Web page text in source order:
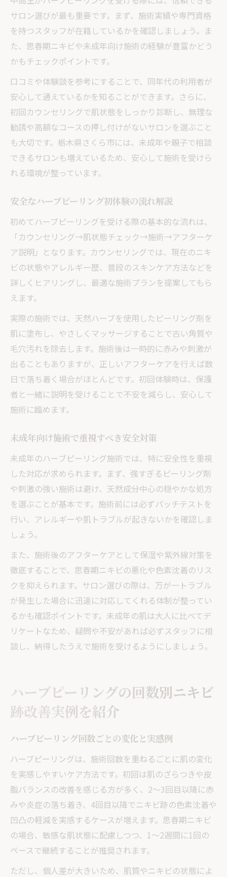
サロン選びが最も重要です。まず、施術実績や専門資格
を持つスタッフが在籍しているかを確認しましょう。ま
た、思春期ニキビや未成年向け施術の経験が豊富かどう
かもチェックポイントです。
口コミや体験談を参考にすることで、同年代の利用者が
安心して通えているかを知ることができます。さらに、
初回カウンセリングで肌状態をしっかり診断し、無理な
勧誘や高額なコースの押し付けがないサロンを選ぶこと
も大切です。栃木県さくら市には、未成年や親子で相談
できるサロンも増えているため、安心して施術を受けら
れる環境が整っています。
安全なハーブピーリング初体験の流れ解説
初めてハーブピーリングを受ける際の基本的な流れは、
「カウンセリング→肌状態チェック→施術→アフターケ
ア説明」となります。カウンセリングでは、現在のニキ
ビの状態やアレルギー歴、普段のスキンケア方法などを
詳しくヒアリングし、最適な施術プランを提案してもら
えます。
実際の施術では、天然ハーブを使用したピーリング剤を
肌に塗布し、やさしくマッサージすることで古い角質や
毛穴汚れを除去します。施術後は一時的に赤みや刺激が
出ることもありますが、正しいアフターケアを行えば数
日で落ち着く場合がほとんどです。初回体験時は、保護
者と一緒に説明を受けることで不安を減らし、安心して
施術に臨めます。
未成年向け施術で重視すべき安全対策
未成年のハーブピーリング施術では、特に安全性を重視
した対応が求められます。まず、強すぎるピーリング剤
や刺激の強い施術は避け、天然成分中心の穏やかな処方
を選ぶことが基本です。施術前には必ずパッチテストを
行い、アレルギーや肌トラブルが起きないかを確認しま
しょう。
また、施術後のアフターケアとして保湿や紫外線対策を
徹底することで、思春期ニキビの悪化や色素沈着のリス
クを抑えられます。サロン選びの際は、万が一トラブル
が発生した場合に迅速に対応してくれる体制が整ってい
るかも確認ポイントです。未成年の肌は大人に比べてデ
リケートなため、疑問や不安があれば必ずスタッフに相
談し、納得したうえで施術を受けるようにしましょう。
ハーブピーリングの回数別ニキビ
跡改善実例を紹介
ハーブピーリング回数ごとの変化と実感例
ハーブピーリングは、施術回数を重ねるごとに肌の変化
を実感しやすいケア方法です。初回は肌のざらつきや皮
脂バランスの改善を感じる方が多く、2〜3回目以降に赤
みや炎症の落ち着き、4回目以降でニキビ跡の色素沈着や
凹凸の軽減を実感するケースが増えます。思春期ニキビ
の場合、敏感な肌状態に配慮しつつ、1〜2週間に1回の
ペースで継続することが推奨されます。
ただし、個人差が大きいため、肌質やニキビの状態によ